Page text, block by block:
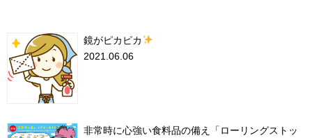
鏡がピカピカ
2021.06.06
非常時に心強い食料品の備え「ローリングストッ